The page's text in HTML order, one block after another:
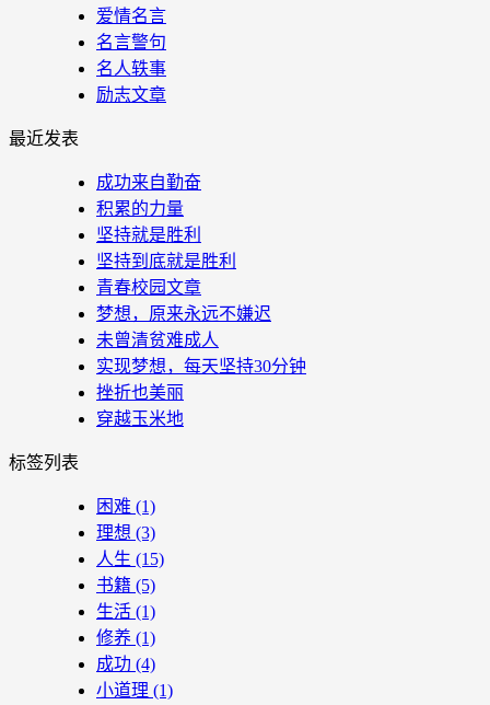
爱情名言
名言警句
名人轶事
励志文章
最近发表
成功来自勤奋
积累的力量
坚持就是胜利
坚持到底就是胜利
青春校园文章
梦想，原来永远不嫌迟
未曾清贫难成人
实现梦想，每天坚持30分钟
挫折也美丽
穿越玉米地
标签列表
困难 (1)
理想 (3)
人生 (15)
书籍 (5)
生活 (1)
修养 (1)
成功 (4)
小道理 (1)